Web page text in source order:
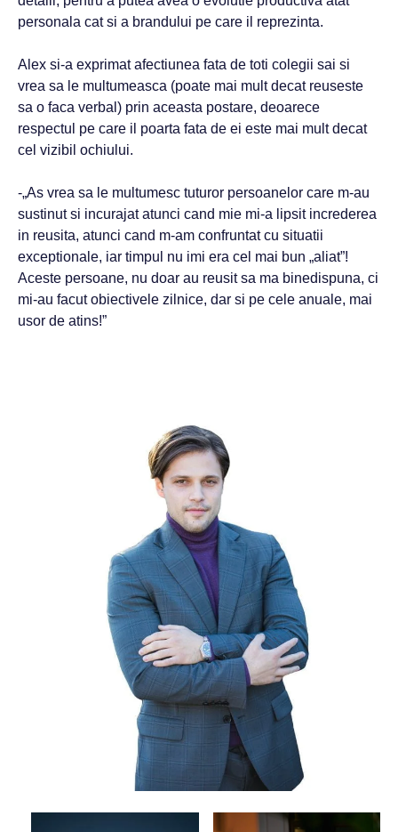
personala cat si a brandului pe care il reprezinta.
Alex si-a exprimat afectiunea fata de toti colegii sai si
vrea sa le multumeasca (poate mai mult decat reuseste
sa o faca verbal) prin aceasta postare, deoarece
respectul pe care il poarta fata de ei este mai mult decat
cel vizibil ochiului.
-„As vrea sa le multumesc tuturor persoanelor care m-au
sustinut si incurajat atunci cand mie mi-a lipsit increderea
in reusita, atunci cand m-am confruntat cu situatii
exceptionale, iar timpul nu imi era cel mai bun „aliat”!
Aceste persoane, nu doar au reusit sa ma binedispuna, ci
mi-au facut obiectivele zilnice, dar si pe cele anuale, mai
usor de atins!”